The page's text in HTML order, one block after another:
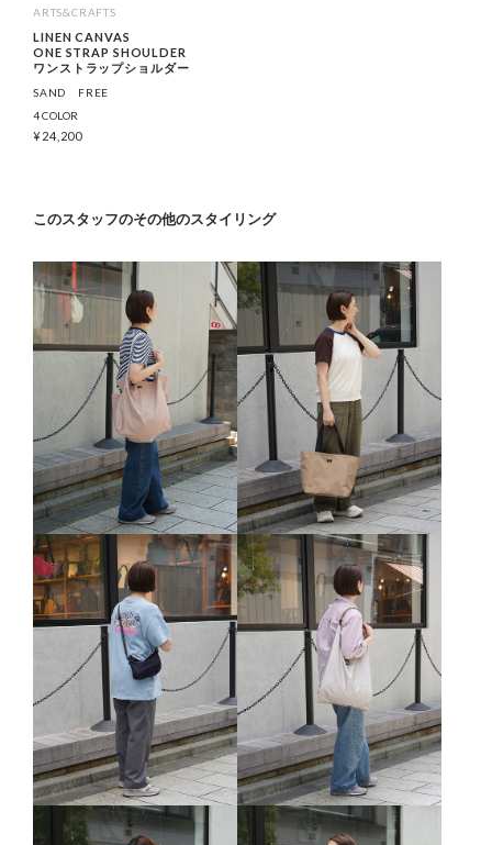
ARTS&CRAFTS
LINEN CANVAS
ONE STRAP SHOULDER
ワンストラップショルダー
SAND
FREE
4 COLOR
¥24,200
このスタッフのその他のスタイリング